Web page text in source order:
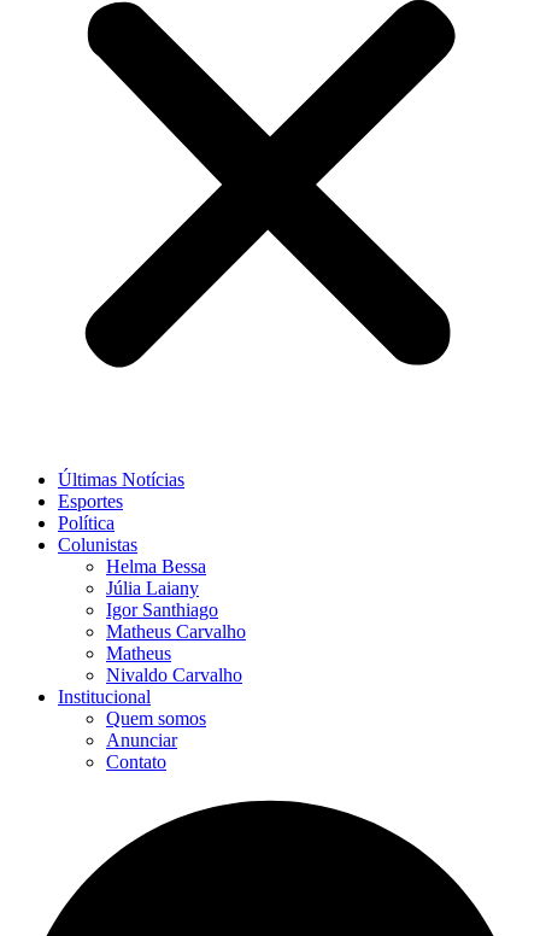
Últimas Notícias
Esportes
Política
Colunistas
Helma Bessa
Júlia Laiany
Igor Santhiago
Matheus Carvalho
Matheus
Nivaldo Carvalho
Institucional
Quem somos
Anunciar
Contato